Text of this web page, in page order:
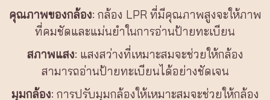
คุณภาพของกล้อง: กล้อง LPR ที่มีคุณภาพสูงจะให้ภาพ
ที่คมชัดและแม่นยำในการอ่านป้ายทะเบียน
สภาพแสง: แสงสว่างที่เหมาะสมจะช่วยให้กล้อง
สามารถอ่านป้ายทะเบียนได้อย่างชัดเจน
มุมกล้อง: การปรับมุมกล้องให้เหมาะสมจะช่วยให้กล้อง